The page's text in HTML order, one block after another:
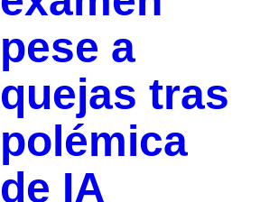
pese a
quejas tras
polémica
de IA